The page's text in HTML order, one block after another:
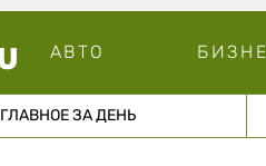
АВТО
ГЛАВНОЕ ЗА ДЕНЬ